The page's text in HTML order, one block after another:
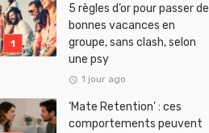
5 règles d’or pour passer de
bonnes vacances en
groupe, sans clash, selon
une psy
1 jour ago
‘Mate Retention’ : ces
comportements peuvent